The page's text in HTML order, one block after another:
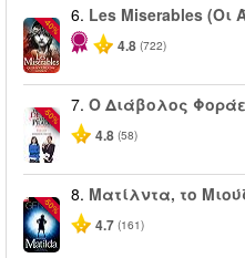
-40%
6. Les Miserables (Οι
4.8 (722)
-50%
7. Ο Διάβολος
4.8 (58)
-50%
8. Ματίλντα, το
4.7 (161)